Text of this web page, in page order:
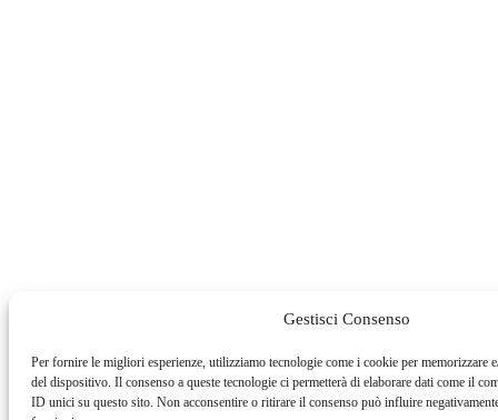
Gestisci Consenso
Per fornire le migliori esperienze, utilizziamo tecnologie come i cookie per memorizzare
del dispositivo. Il consenso a queste tecnologie ci permetterà di elaborare dati come il
ID unici su questo sito. Non acconsentire o ritirare il consenso può influire